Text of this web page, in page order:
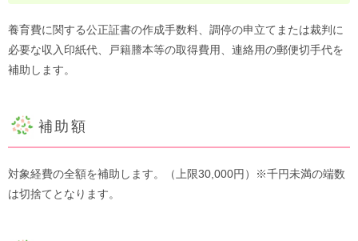
養育費に関する公正証書の作成手数料、調停の申立てまたは裁判に
必要な収入印紙代、戸籍謄本等の取得費用、連絡用の郵便切手代を
補助します。
補助額
対象経費の全額を補助します。（上限30,000円）※千円未満の端数
は切捨てとなります。​